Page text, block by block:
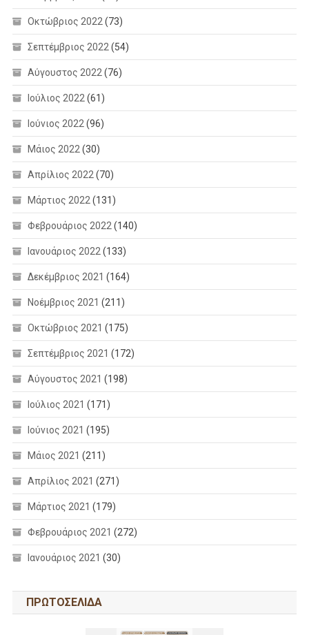
Οκτώβριος 2022(73)
Σεπτέμβριος 2022(54)
Αύγουστος 2022(76)
Ιούλιος 2022(61)
Ιούνιος 2022(96)
Μάιος 2022(30)
Απρίλιος 2022(70)
Μάρτιος 2022(131)
Φεβρουάριος 2022(140)
Ιανουάριος 2022(133)
Δεκέμβριος 2021 (164)
Νοέμβριος 2021 (211)
Οκτώβριος 2021 (175)
Σεπτέμβριος 2021 (172)
Αύγουστος 2021 (198)
Ιούλιος 2021 (171)
Ιούνιος 2021 (195)
Μάιος 2021 (211)
Απρίλιος 2021 (271)
Μάρτιος 2021 (179)
Φεβρουάριος 2021 (272)
Ιανουάριος 2021 (30)
ΠΡΩΤΟΣΕΛΙΔΑ